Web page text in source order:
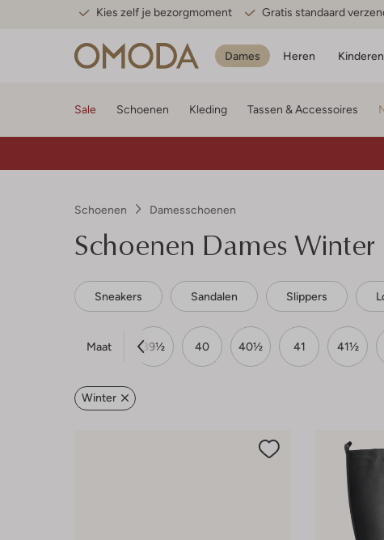
Kies zelf je bezorgmoment Gratis standaard
Dames Heren Kinderen
Sale Schoenen Kleding Tassen & Accessoires
Schoenen Damesschoenen
Schoenen Dames Winter
Sneakers Sandalen Slippers
Maat
39 39½ 40 40½ 41 41½
Winter